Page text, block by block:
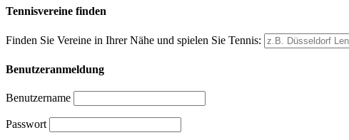
Tennisvereine finden
Finden Sie Vereine in Ihrer Nähe und spielen Sie Tennis:
Benutzeranmeldung
Benutzername
Passwort